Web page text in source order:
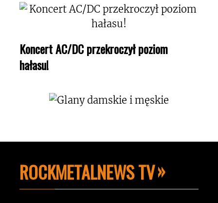
Koncert AC/DC przekroczył poziom
hałasu!
ROCKMETALNEWS TV